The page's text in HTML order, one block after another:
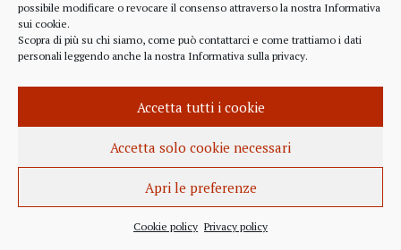
possibile modificare o revocare il consenso attraverso la nostra Informativa
sui cookie.
Scopra di più su chi siamo, come può contattarci e come trattiamo i dati
personali leggendo anche la nostra Informativa sulla privacy.
Accetta tutti i cookie
Accetta solo cookie necessari
Apri le preferenze
Cookie policy Privacy policy
INFORMAZIONE 27 APRILE 2022
Istanza per l’abrogazione
dell’obbligo vaccinale al Governo
Italiano e alla Commissione Europea
Europea per l’abrogazione della normativa